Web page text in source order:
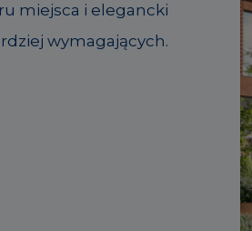
miejsca i elegancki
wymagających.